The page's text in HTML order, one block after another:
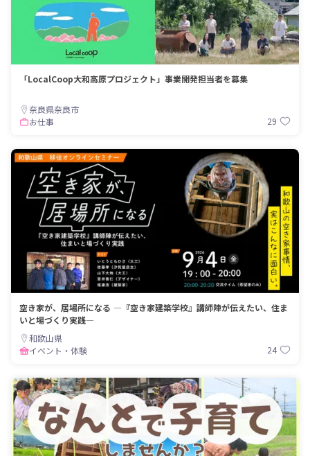
「LocalCoop大和高原プロジェクト」事業開発担当者を募集
奈良県奈良市
お仕事
29
空き家が、居場所になる ―『空き家建築学校』講師陣が伝えたい、住ま
いと場づくり実践―
和歌山県
イベント・体験
24